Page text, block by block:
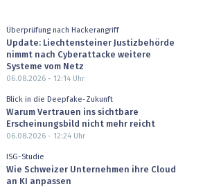
Überprüfung nach Hackerangriff
Update: Liechtensteiner Justizbehörde
nimmt nach Cyberattacke weitere
Systeme vom Netz
06.08.2026 - 12:14Uhr
Blick in die Deepfake-Zukunft
Warum Vertrauen ins sichtbare
Erscheinungsbild nicht mehr reicht
06.08.2026 - 12:24Uhr
ISG-Studie
Wie Schweizer Unternehmen ihre Cloud
an KI anpassen